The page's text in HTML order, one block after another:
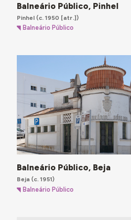
Balneário Público, Pinhel
Pinhel(c. 1950 [atr.])
Balneário Público
Balneário Público, Beja
Beja(c. 1951)
Balneário Público